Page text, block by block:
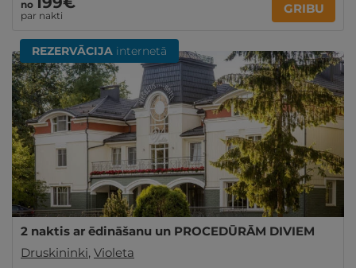
no
par nakti GRIBU
REZERVĀCIJA internetā
2 naktis ar ēdināšanu un PROCEDŪRĀM DIVIEM
Druskininki, Violeta